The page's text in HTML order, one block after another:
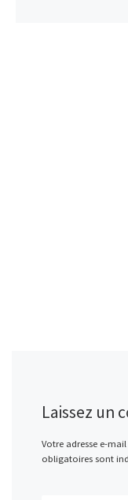
Laissez un
Votre adresse e-
obligatoires sont